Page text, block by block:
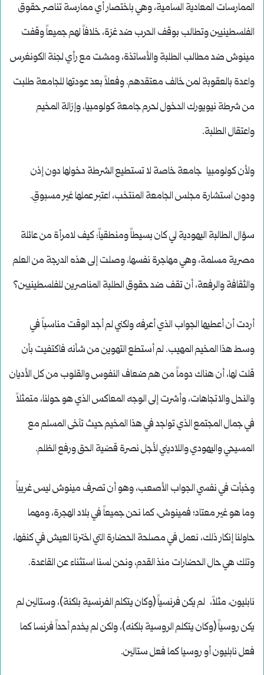
الممارسات المعادية السامية، وهي باختصار أي ممارسة تناصر حقوق
الفلسطينيين وتطالب بوقف الحرب ضد غزة، خلافاً لهم جميعاً وقفت
مينوش ضد مطالب الطلبة والأساتذة، ومشت مع رأي لجنة الكونغرس
واعدة بالعقوبة لمن خالف معتقدهم. وفعلاً بعد عودتها للجامعة طلبت
من شرطة نيويورك الدخول لحرم جامعة كولومبيا، وإزالة المخيم
واعتقال الطلبة.
ولأن كولومبيا جامعة خاصة لا تستطيع الشرطة دخولها دون إذن
ودون استشارة مجلس الجامعة المنتخب، اعتبر عملها غير مسبوقِ.
سؤال الطالبة اليهودية لي كان بسيطاً ومنطقياً: كيف لامرأة من عائلة
مصرية مسلمة، وهي مهاجرة نفسها، وصلت إلى هذه الدرجة من العلم
والثقافة والرفعة، أن تقف ضد حقوق الطلبة المناصرين للفلسطينيين؟
أردت أن أعطيها الجواب الذي أعرفه ولكني لم أجد الوقت مناسباً في
وسط هذا المخيم المهيب. لم أستطع التهوين من شأنه فاكتفيت بأن
قلت لها، أن هناك دوماً من هم ضعاف النفوس والقلوب من كل الأديان
والنحل والاتجاهات، وأشرت إلى الوجه المعاكس الذي هو حولنا، متمثلاً
في جمال المجتمع الذي تواجد في هذا المخيم حيث تآخى المسلم مع
المسيحي واليهودي واللاديني لأجل نصرة قضية الحق ورفع الظلم.
وخبأت في نفسي الجواب الأصعب، وهو أن تصرف مينوش ليس غريباً
وما هو غير معتاد؛ فمينوش، كما نحن جميعاً في بلاد الهجرة، ومهما
حاولنا إنكار ذلك، نعمل في مصلحة الحضارة التي اخترنا العيش في كنفها،
وتلك هي حال الحضارات منذ القدم، ونحن لسنا استثناء عن القاعدة.
نابليون، مثلاً، لم يكن فرنسياً (وكان يتكلم الفرنسية بلكنة)، وستالين لم
يكن روسياً (وكان يتكلم الروسية بلكنه)، ولكن لم يخدم أحداً فرنسا كما
فعل نابليون أو روسيا كما فعل ستالين.